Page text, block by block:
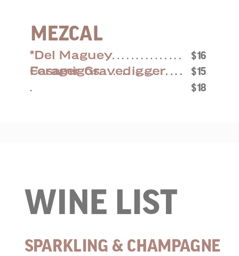
MEZCAL
*Del Maguey. . . . . . . . . . . . . . . $16
Casamigos. . . . . . . . . . . . . . . . . . $15
Forager Gravedigger. . . .
.
$18
WINE LIST
SPARKLING & CHAMPAGNE